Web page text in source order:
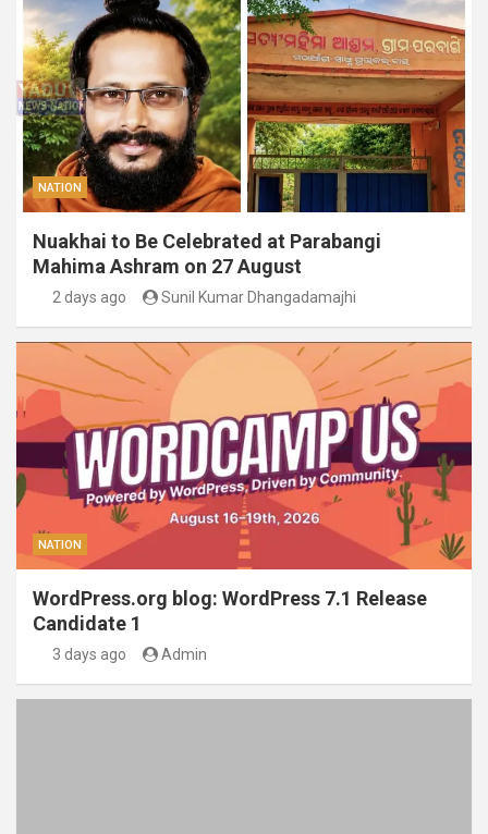
NATION
Nuakhai to Be Celebrated at Parabangi
Mahima Ashram on 27 August
2 days ago Sunil Kumar Dhangadamajhi
NATION
WordPress.org blog: WordPress 7.1 Release
Candidate 1
3 days ago Admin